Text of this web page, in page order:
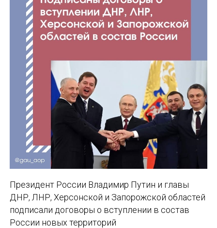
Президент России Владимир Путин и главы
ДНР, ЛНР, Херсонской и Запорожской областей
подписали договоры о вступлении в состав
России новых территорий